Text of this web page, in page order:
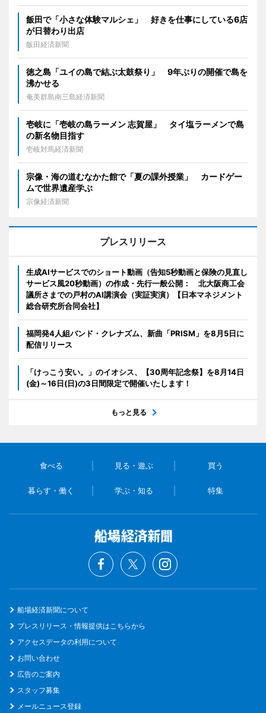
飯田で「小さな体験マルシェ」 好きを仕事にしている6店
が日替わり出店
飯田経済新聞
徳之島「ユイの島で結ぶ太鼓祭り」 9年ぶりの開催で島を
沸かせる
奄美群島南三島経済新聞
壱岐に「壱岐の島ラーメン 志賀屋」 タイ塩ラーメンで島
の新名物目指す
壱岐対馬経済新聞
宗像・海の道むなかた館で「夏の課外授業」 カードゲー
ムで世界遺産学ぶ
宗像経済新聞
プレスリリース
生成AIサービスでのショート動画（告知5秒動画と保険の見直し
サービス風20秒動画）の作成・先行一般公開： 北大阪商工会
議所さまでの戸村のAI講演会（実証実演）【日本マネジメント
総合研究所合同会社】
福岡発4人組バンド・クレナズム、新曲「PRISM」を8月5日に
配信リリース
「けっこう安い。」のイオシス、【30周年記念祭】を8月14日
(金)～16日(日)の3日間限定で開催いたします！
もっと見る
食べる 見る・遊ぶ 買う
暮らす・働く 学ぶ・知る 特集
船場経済新聞について
プレスリリース・情報提供はこちらから
アクセスデータの利用について
お問い合わせ
広告のご案内
スタッフ募集
メールニュース登録